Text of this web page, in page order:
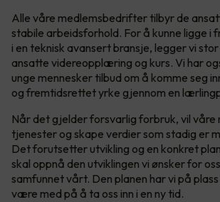
Alle våre medlemsbedrifter tilbyr de
stabile arbeidsforhold. For å kunne ligge i
i en teknisk avansert bransje, legger vi
ansatte videreopplæring og kurs. Vi har
unge mennesker tilbud om å komme seg
og fremtidsrettet yrke gjennom en
Når det gjelder forsvarlig forbruk, vil våre
tjenester og skape verdier som stadig er
Det forutsetter utvikling og en konkret
skal oppnå den utviklingen vi ønsker for
samfunnet vårt. Den planen har vi på
være med på å ta oss inn i en ny tid.